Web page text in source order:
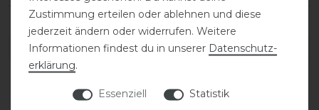
DETAILS ZUR PRODUKTSICHERHEIT
Zustimmung erteilen oder ablehnen und diese
jederzeit ändern oder widerrufen. Weitere
Informationen findest du in unserer Daten­schutz­
erklärung.
Essenziell
Statistik